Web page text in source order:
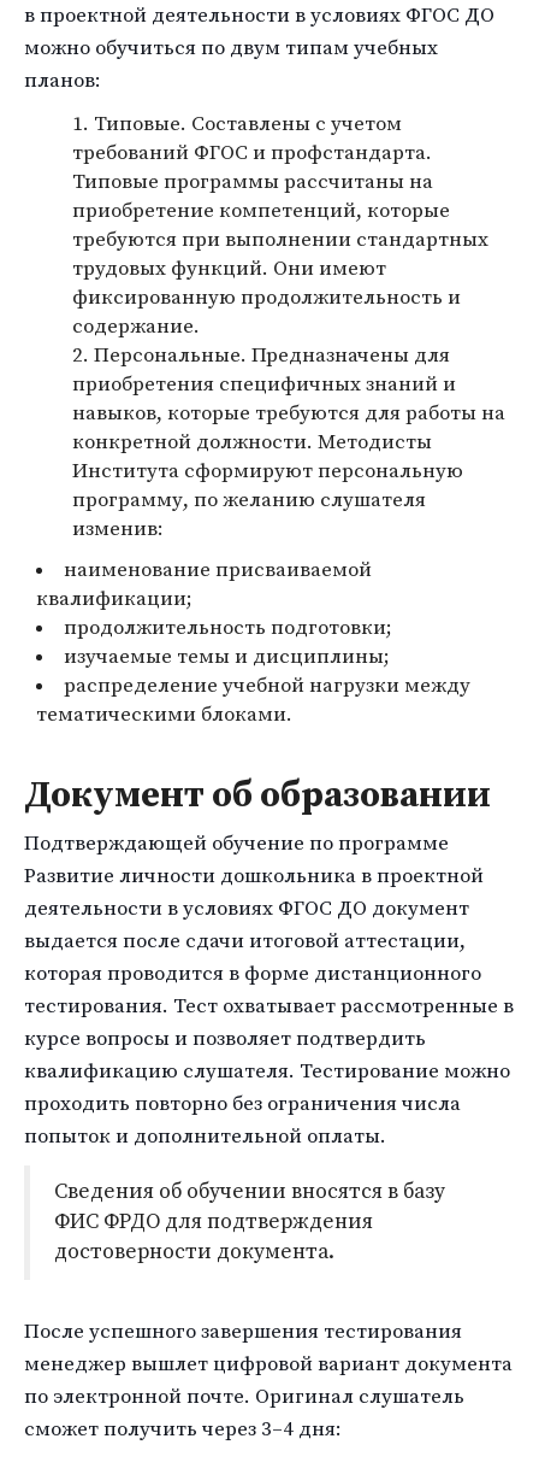
в проектной деятельности в условиях ФГОС ДО
можно обучиться по двум типам учебных
планов:
Типовые. Составлены с учетом
требований ФГОС и профстандарта.
Типовые программы рассчитаны на
приобретение компетенций, которые
требуются при выполнении стандартных
трудовых функций. Они имеют
фиксированную продолжительность и
содержание.
Персональные. Предназначены для
приобретения специфичных знаний и
навыков, которые требуются для работы на
конкретной должности. Методисты
Института сформируют персональную
программу, по желанию слушателя
изменив:
наименование присваиваемой
квалификации;
продолжительность подготовки;
изучаемые темы и дисциплины;
распределение учебной нагрузки между
тематическими блоками.
Документ об образовании
Подтверждающей обучение по программе
Развитие личности дошкольника в проектной
деятельности в условиях ФГОС ДО документ
выдается после сдачи итоговой аттестации,
которая проводится в форме дистанционного
тестирования. Тест охватывает рассмотренные в
курсе вопросы и позволяет подтвердить
квалификацию слушателя. Тестирование можно
проходить повторно без ограничения числа
попыток и дополнительной оплаты.
Сведения об обучении вносятся в базу
ФИС ФРДО для подтверждения
достоверности документа.
После успешного завершения тестирования
менеджер вышлет цифровой вариант документа
по электронной почте. Оригинал слушатель
сможет получить через 3–4 дня: